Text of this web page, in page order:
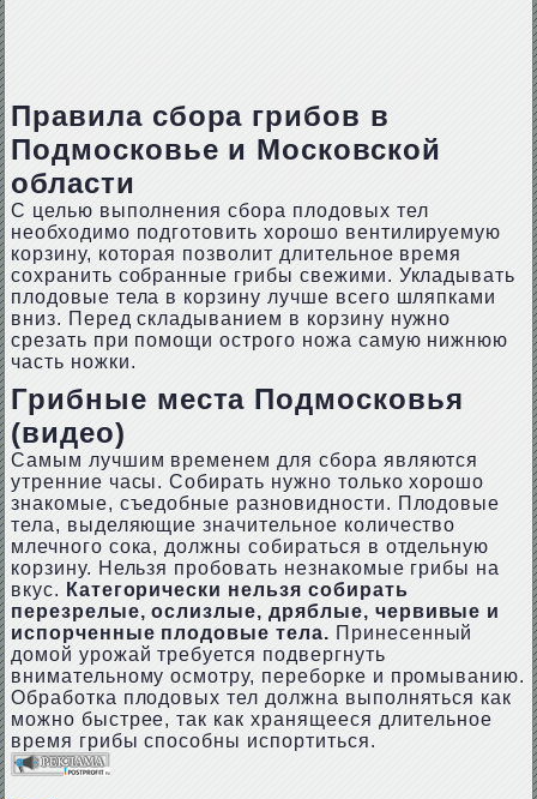
Правила сбора грибов в
Подмосковье и Московской
области
С целью выполнения сбора плодовых тел
необходимо подготовить хорошо вентилируемую
корзину, которая позволит длительное время
сохранить собранные грибы свежими. Укладывать
плодовые тела в корзину лучше всего шляпками
вниз. Перед складыванием в корзину нужно
срезать при помощи острого ножа самую нижнюю
часть ножки.
Грибные места Подмосковья
(видео)
Самым лучшим временем для сбора являются
утренние часы. Собирать нужно только хорошо
знакомые, съедобные разновидности. Плодовые
тела, выделяющие значительное количество
млечного сока, должны собираться в отдельную
корзину. Нельзя пробовать незнакомые грибы на
вкус. Категорически нельзя собирать
перезрелые, ослизлые, дряблые, червивые и
испорченные плодовые тела. Принесенный
домой урожай требуется подвергнуть
внимательному осмотру, переборке и промыванию.
Обработка плодовых тел должна выполняться как
можно быстрее, так как хранящееся длительное
время грибы способны испортиться.